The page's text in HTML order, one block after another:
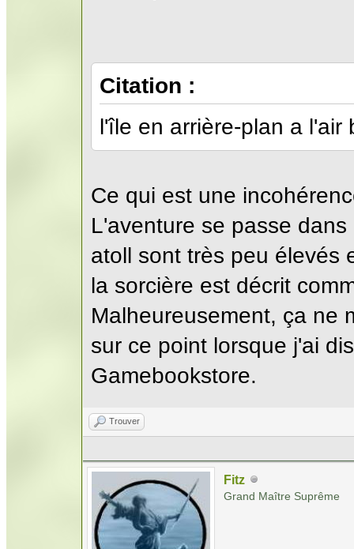
Citation :
l'île en arrière-plan a l'air
Ce qui est une
L'aventure se passe
atoll sont très peu élevés
la sorcière est décrit
Malheureusement, ça ne
sur ce point lorsque j'ai
Gamebookstore.
Trouver
Fitz
Grand Maître Suprême